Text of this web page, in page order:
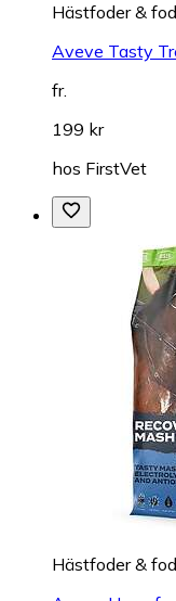
Hästfoder &
Aveve Tasty
fr.
199 kr
hos FirstVet
Hästfoder &